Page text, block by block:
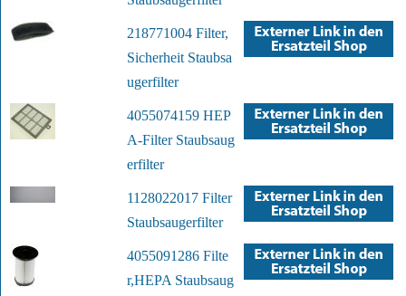
218771004 Filter,
Sicherheit Staubsa
ugerfilter
4055074159 HEP
A-Filter Staubsaug
erfilter
1128022017 Filter
Staubsaugerfilter
4055091286 Filte
r,HEPA Staubsaug